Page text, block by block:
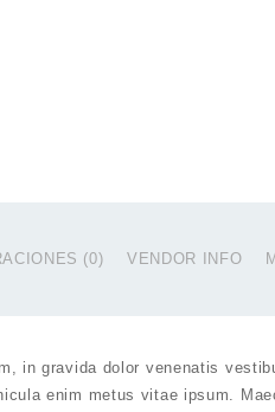
(0) VENDOR INFO
in gravida dolor venenatis
enim metus vitae ipsum.